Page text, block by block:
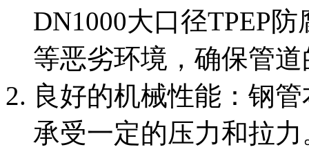
DN1000大口径TPEP
等恶劣环境，确保管
良好的机械性能‌：钢
承受一定的压力和拉